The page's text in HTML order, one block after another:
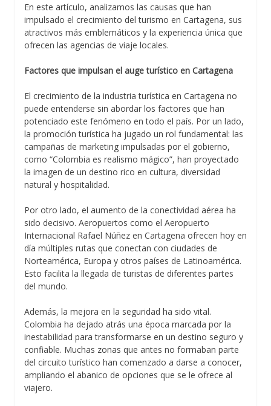
En este artículo, analizamos las causas que han
impulsado el crecimiento del turismo en Cartagena, sus
atractivos más emblemáticos y la experiencia única que
ofrecen las agencias de viaje locales.
Factores que impulsan el auge turístico en Cartagena
El crecimiento de la industria turística en Cartagena no
puede entenderse sin abordar los factores que han
potenciado este fenómeno en todo el país. Por un lado,
la promoción turística ha jugado un rol fundamental: las
campañas de marketing impulsadas por el gobierno,
como “Colombia es realismo mágico”, han proyectado
la imagen de un destino rico en cultura, diversidad
natural y hospitalidad.
Por otro lado, el aumento de la conectividad aérea ha
sido decisivo. Aeropuertos como el Aeropuerto
Internacional Rafael Núñez en Cartagena ofrecen hoy en
día múltiples rutas que conectan con ciudades de
Norteamérica, Europa y otros países de Latinoamérica.
Esto facilita la llegada de turistas de diferentes partes
del mundo.
Además, la mejora en la seguridad ha sido vital.
Colombia ha dejado atrás una época marcada por la
inestabilidad para transformarse en un destino seguro y
confiable. Muchas zonas que antes no formaban parte
del circuito turístico han comenzado a darse a conocer,
ampliando el abanico de opciones que se le ofrece al
viajero.